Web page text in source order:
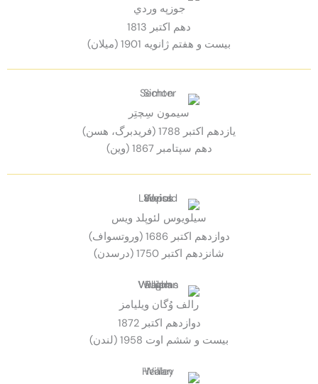
جوزپه وردي
دهم اكتبر 1813
بيست و هفتم ژانويه 1901 (ميلان)
سيمون سِچتِر
يازدهم اكتبر 1788 (فریدبرگ، هسن)
دهم سپتامبر 1867 (وين)
سيلويوس لئوپلد ويس
دوازدهم اكتبر 1686 (وروتسواف)
شانزدهم اكتبر 1750 (درسدن)
رالف وُگان ويليامز
دوازدهم اكتبر 1872
بيست و ششم اوت 1958 (لندن)